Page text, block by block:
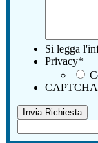
Si legga
Privacy*
CAPTCHA